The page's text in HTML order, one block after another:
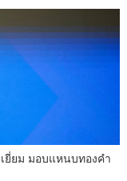
ยี่ยม มอบแหนบทองคำ